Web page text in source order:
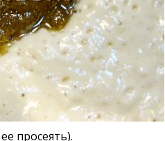
просеять).